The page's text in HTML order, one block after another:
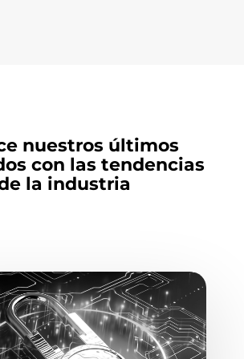
nuestros últimos
con las tendencias
la industria